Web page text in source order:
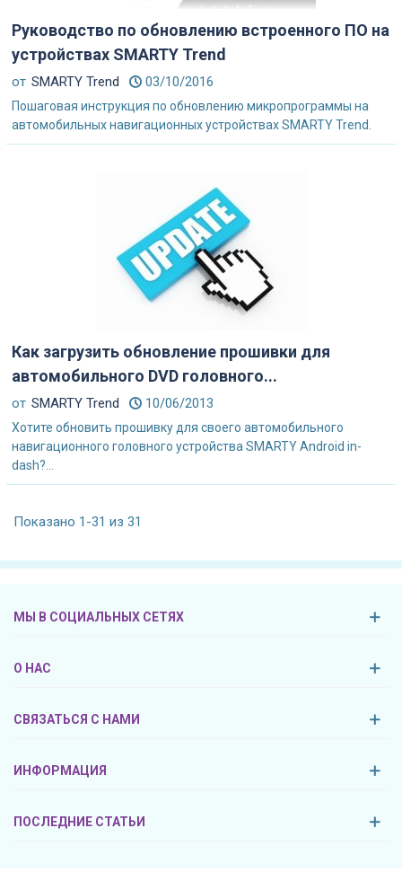
Руководство по обновлению встроенного ПО на
устройствах SMARTY Trend
от SMARTY Trend 03/10/2016
Пошаговая инструкция по обновлению микропрограммы на
автомобильных навигационных устройствах SMARTY Trend.
Как загрузить обновление прошивки для
автомобильного DVD головного...
от SMARTY Trend 10/06/2013
Хотите обновить прошивку для своего автомобильного
навигационного головного устройства SMARTY Android in-
dash?...
Показано 1-31 из 31
МЫ В СОЦИАЛЬНЫХ СЕТЯХ
О НАС
СВЯЗАТЬСЯ С НАМИ
ИНФОРМАЦИЯ
ПОСЛЕДНИЕ СТАТЬИ